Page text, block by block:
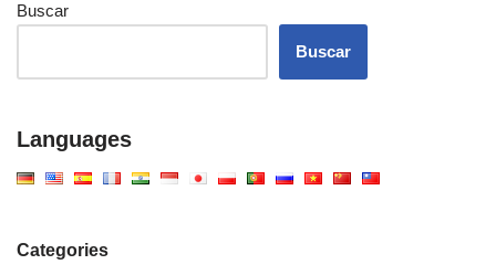
Buscar
Buscar
Languages
Categories